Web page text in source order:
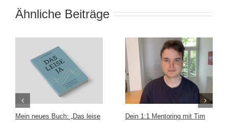
Ähnliche Beiträge
Mein neues Buch: „Das leise
Dein 1:1 Mentoring mit Tim